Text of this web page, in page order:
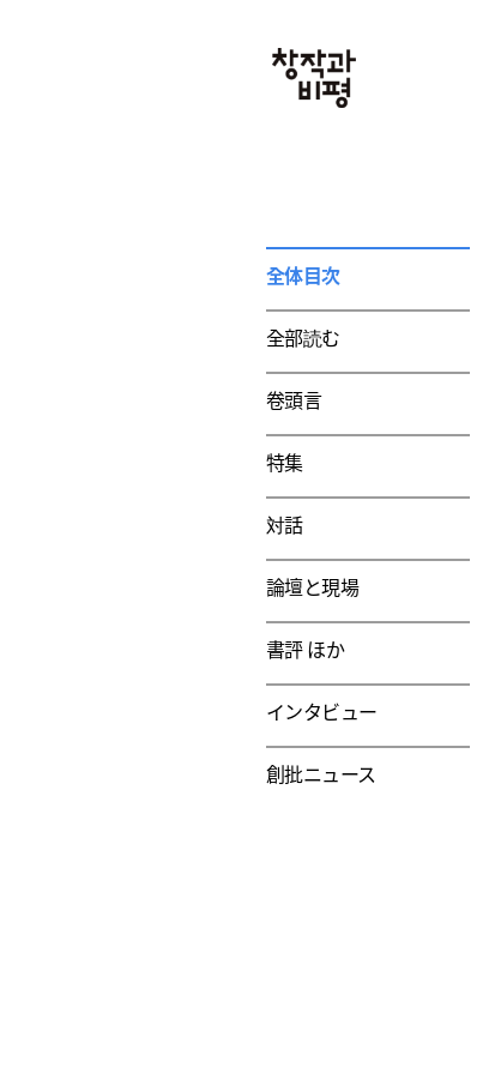
全体目次
全部読む
卷頭言
特集
対話
論壇と現場
書評 ほか
インタビュー
創批ニュース